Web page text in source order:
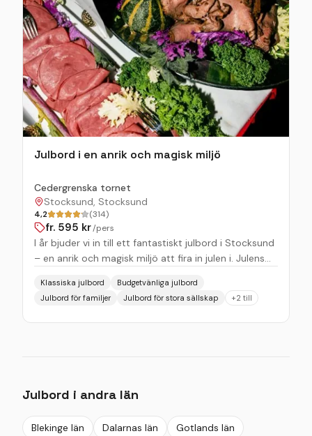
Julbord i en anrik och magisk miljö
Cedergrenska tornet
Stocksund, Stocksund
4,2 (314)
fr. 595 kr/pers
I år bjuder vi in till ett fantastiskt julbord i Stocksund
– en anrik och magisk miljö att fira in julen i. Julens
med bland annat sillar, lax, kallskuret, klassiska
köttbullar och prinskorv. För andra året i rad är det
Magnus Johansson Bageri, Konditori, Glass &
serveras från och med den 18 november till den 19
Klassiska julbord
Budgetvänliga julbord
Julbord för familjer
Julbord för stora sällskap +2 till
Julbord i andra län
Blekinge län Dalarnas län
Gotlands län